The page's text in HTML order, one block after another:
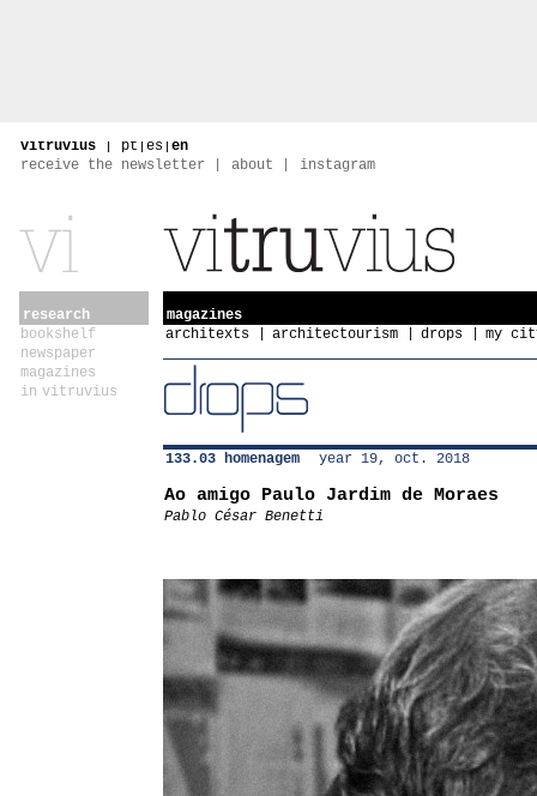
vitruvius | pt | es | en
receive the newsletter
about instagram
research
bookshelf
newspaper
magazines
in vitruvius
magazines
architexts
architectourism drops my
133.03 homenagem year 19, oct. 2018
Ao amigo Paulo Jardim de Moraes
Pablo César Benetti